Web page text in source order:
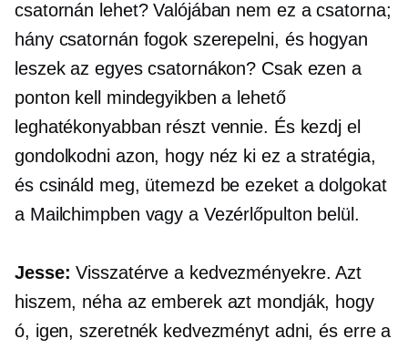
csatornán lehet? Valójában nem ez a csatorna;
hány csatornán fogok szerepelni, és hogyan
leszek az egyes csatornákon? Csak ezen a
ponton kell mindegyikben a lehető
leghatékonyabban részt vennie. És kezdj el
gondolkodni azon, hogy néz ki ez a stratégia,
és csináld meg, ütemezd be ezeket a dolgokat
a Mailchimpben vagy a Vezérlőpulton belül.
Jesse: Visszatérve a kedvezményekre. Azt
hiszem, néha az emberek azt mondják, hogy
ó, igen, szeretnék kedvezményt adni, és erre a